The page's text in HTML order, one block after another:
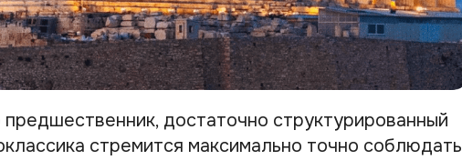
предшественник, достаточно структурированный
стремится максимально точно соблюдать